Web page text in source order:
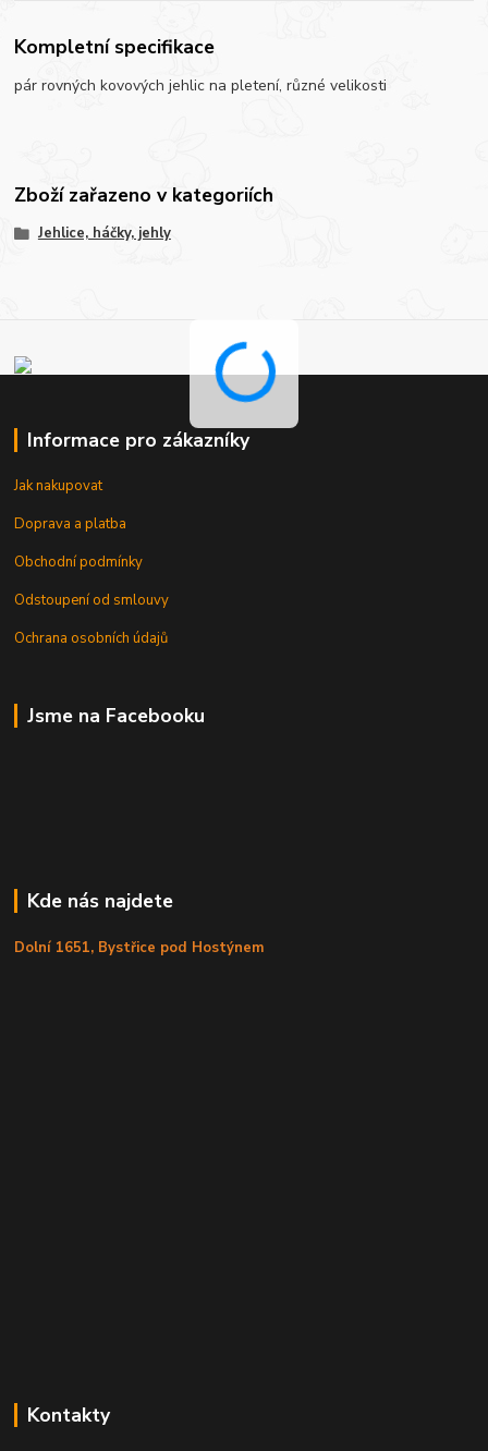
Kompletní specifikace
pár rovných kovových jehlic na pletení, různé velikosti
Zboží zařazeno v kategoriích
Jehlice, háčky, jehly
Informace pro zákazníky
Jak nakupovat
Doprava a platba
Obchodní podmínky
Odstoupení od smlouvy
Ochrana osobních údajů
Jsme na Facebooku
Kde nás najdete
Dolní 1651, Bystřice pod Hostýnem
Kontakty